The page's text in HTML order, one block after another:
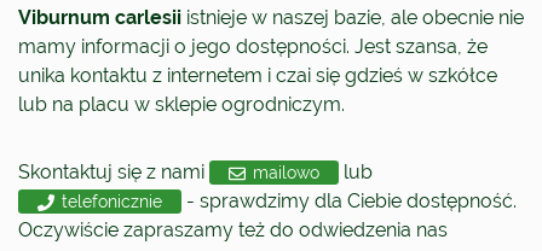
Viburnum carlesii istnieje w naszej bazie, ale obecnie nie
mamy informacji o jego dostępności. Jest szansa, że
unika kontaktu z internetem i czai się gdzieś w szkółce
lub na placu w sklepie ogrodniczym.
Skontaktuj się z nami mailowo lub
telefonicznie
- sprawdzimy dla Ciebie dostępność.
Oczywiście zapraszamy też do odwiedzenia nas